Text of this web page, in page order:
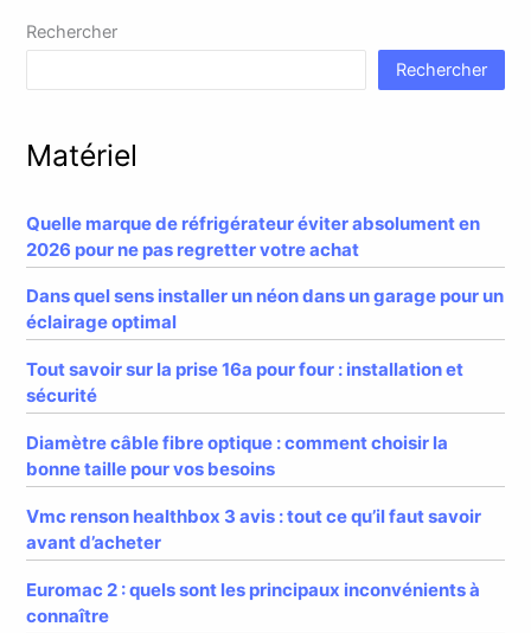
Rechercher
Rechercher
Matériel
Quelle marque de réfrigérateur éviter absolument en
2026 pour ne pas regretter votre achat
Dans quel sens installer un néon dans un garage pour un
éclairage optimal
Tout savoir sur la prise 16a pour four : installation et
sécurité
Diamètre câble fibre optique : comment choisir la
bonne taille pour vos besoins
Vmc renson healthbox 3 avis : tout ce qu’il faut savoir
avant d’acheter
Euromac 2 : quels sont les principaux inconvénients à
connaître